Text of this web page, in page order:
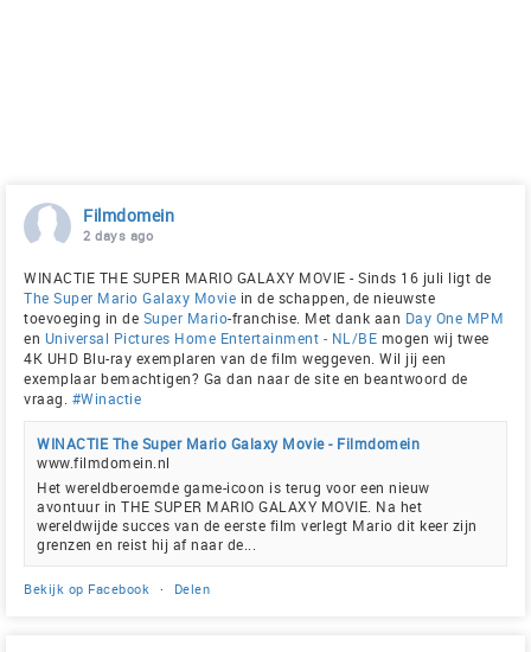
Filmdomein
2 days ago
WINACTIE THE SUPER MARIO GALAXY MOVIE - Sinds 16 juli ligt de
The Super Mario Galaxy Movie in de schappen, de nieuwste
toevoeging in de Super Mario-franchise. Met dank aan Day One MPM
en Universal Pictures Home Entertainment - NL/BE mogen wij twee
4K UHD Blu-ray exemplaren van de film weggeven. Wil jij een
exemplaar bemachtigen? Ga dan naar de site en beantwoord de
vraag. #Winactie
WINACTIE The Super Mario Galaxy Movie - Filmdomein
www.filmdomein.nl
Het wereldberoemde game-icoon is terug voor een nieuw
avontuur in THE SUPER MARIO GALAXY MOVIE. Na het
wereldwijde succes van de eerste film verlegt Mario dit keer zijn
grenzen en reist hij af naar de...
Bekijk op Facebook · Delen